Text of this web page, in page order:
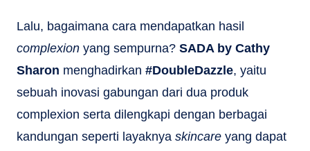
Lalu, bagaimana cara mendapatkan hasil
complexion yang sempurna? SADA by Cathy
Sharon menghadirkan #DoubleDazzle, yaitu
sebuah inovasi gabungan dari dua produk
complexion serta dilengkapi dengan berbagai
kandungan seperti layaknya skincare yang dapat